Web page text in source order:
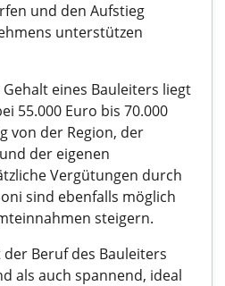
und den Aufstieg
unterstützen
eines Bauleiters liegt
55.000 Euro bis 70.000
von der Region, der
der eigenen
Vergütungen durch
sind ebenfalls möglich
steigern.
Beruf des Bauleiters
als auch spannend, ideal